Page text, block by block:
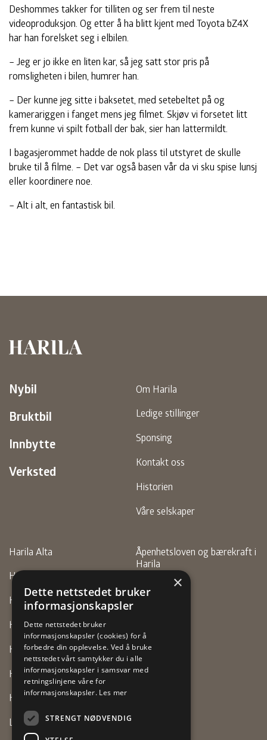
Deshommes takker for tilliten og ser frem til neste
videoproduksjon. Og etter å ha blitt kjent med Toyota bZ4X
har han forelsket seg i elbilen.
– Jeg er jo ikke en liten kar, så jeg satt stor pris på
romsligheten i bilen, humrer han.
– Der kunne jeg sitte i baksetet, med setebeltet på og
kamerariggen i fanget mens jeg filmet. Skjøv vi forsetet litt
frem kunne vi spilt fotball der bak, sier han lattermildt.
I bagasjerommet hadde de nok plass til utstyret de skulle
bruke til å filme. – Det var også basen vår da vi sku spise lunsj
eller koordinere noe.
– Alt i alt, en fantastisk bil.
Nybil
Bruktbil
Innbytte
Verksted
Om Harila
Ledige stillinger
Sponsing
Kontakt oss
Historien
Våre selskaper
Harila Alta
Harila Finnsnes
Harila Hammerfest
Harila Motor (Alta)
Harila Motor (Vadsø)
Harila Tromsø
Harila Vestre Jakobselv
Lexus Tromsø
Åpenhetsloven og bærekraft i
Harila
Personvern
×
Dette nettstedet bruker
informasjonskapsler
Dette nettstedet bruker
informasjonskapsler (cookies) for å
forbedre din opplevelse. Ved å bruke
nettstedet vårt samtykker du i alle
informasjonskapsler i samsvar med
retningslinjene våre for
informasjonskapsler. Les mer
STRENGT NØDVENDIG